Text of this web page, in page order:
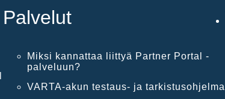
Palvelut
Miksi kannattaa liittyä Partner Portal -
palveluun?
VARTA-akun testaus- ja tarkistusohjelma